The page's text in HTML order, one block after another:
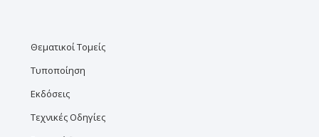
Θεματικοί Τομείς
Τυποποίηση
Εκδόσεις
Τεχνικές Οδηγίες